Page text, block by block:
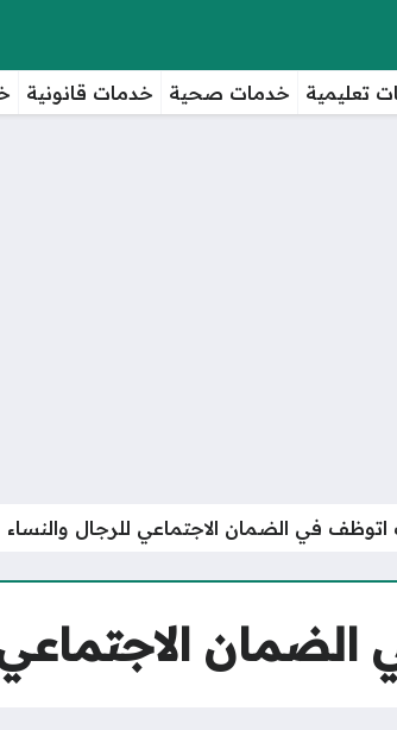
تعليمية خدمات صحية خدمات قانونية
في الضمان الاجتماعي للرجال والنساء
الاجتماعي